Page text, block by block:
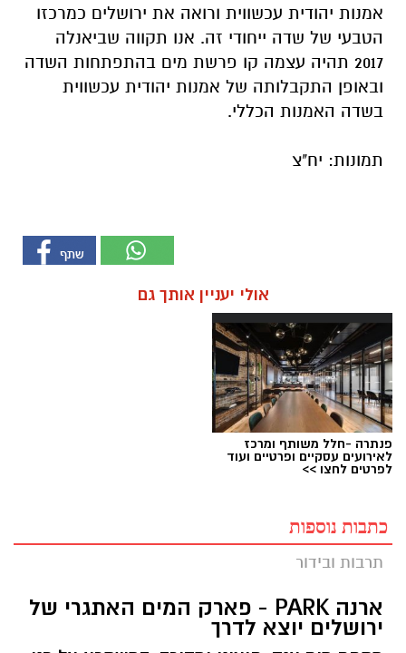
אמנות יהודית עכשווית ורואה את ירושלים כמרכזו
הטבעי של שדה ייחודי זה. אנו תקווה שביאנלה
2017 תהיה עצמה קו פרשת מים בהתפתחות השדה
ובאופן התקבלותה של אמנות יהודית עכשווית
בשדה האמנות הכללי.
תמונות: יח"צ
אולי יעניין אותך גם
פנתרה -חלל משותף ומרכז
לאירועים עסקיים ופרטיים ועוד
לפרטים לחצו >>
כתבות נוספות
תרבות ובידור
ארנה PARK - פארק המים האתגרי של
ירושלים יוצא לדרך